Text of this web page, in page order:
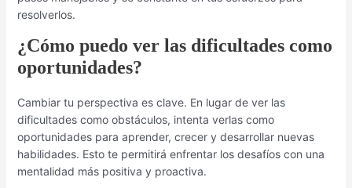
resolverlos.
¿Cómo puedo ver las dificultades como
oportunidades?
Cambiar tu perspectiva es clave. En lugar de ver las
dificultades como obstáculos, intenta verlas como
oportunidades para aprender, crecer y desarrollar nuevas
habilidades. Esto te permitirá enfrentar los desafíos con una
mentalidad más positiva y proactiva.